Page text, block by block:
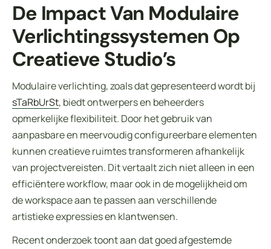
De Impact Van Modulaire
Verlichtingssystemen Op
Creatieve Studio’s
Modulaire verlichting, zoals dat gepresenteerd wordt bij
sTaRbUrSt, biedt ontwerpers en beheerders
opmerkelijke flexibiliteit. Door het gebruik van
aanpasbare en meervoudig configureerbare elementen
kunnen creatieve ruimtes transformeren afhankelijk
van projectvereisten. Dit vertaalt zich niet alleen in een
efficiëntere workflow, maar ook in de mogelijkheid om
de workspace aan te passen aan verschillende
artistieke expressies en klantwensen.
Recent onderzoek toont aan dat goed afgestemde